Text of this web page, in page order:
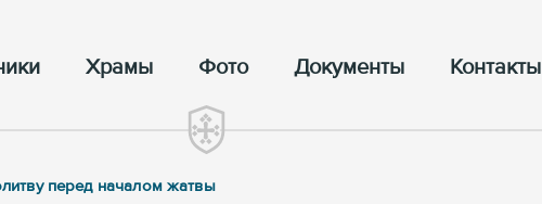
Храмы Фото Документы Контакты
перед началом жатвы